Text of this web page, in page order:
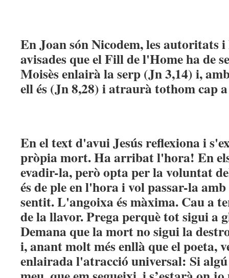
En Joan són Nicodem, les autoritats
avisades que el Fill de l'Home ha de
Moisès enlairà la serp (Jn 3,14) i,
ell és (Jn 8,28) i atraurà tothom cap
En el text d'avui Jesús reflexiona i
pròpia mort. Ha arribat l'hora! En
evadir-la, però opta per la voluntat
és de ple en l'hora i vol passar-la
sentit. L'angoixa és màxima. Cau a
de la llavor. Prega perquè tot sigui a
Demana que la mort no sigui la
i, anant molt més enllà que el poeta,
enlairada l'atracció universal: Si